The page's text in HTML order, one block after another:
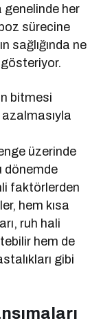
genelinde her
sürecine
sağlığında ne
bitmesi
üzerinde
dönemde
faktörlerden
hem kısa
ruh hali
hem de
gibi